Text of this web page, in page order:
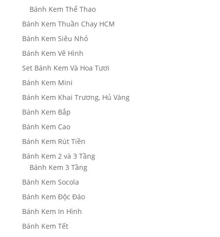
Bánh Kem Thể Thao
Bánh Kem Thuần Chay HCM
Bánh Kem Siêu Nhỏ
Bánh Kem Vẽ Hình
Set Bánh Kem Và Hoa Tươi
Bánh Kem Mini
Bánh Kem Khai Trương, Hủ Vàng
Bánh Kem Bắp
Bánh Kem Cao
Bánh Kem Rút Tiền
Bánh Kem 2 và 3 Tầng
Bánh Kem 3 Tầng
Bánh Kem Socola
Bánh Kem Độc Đáo
Bánh Kem In Hình
Bánh Kem Tết